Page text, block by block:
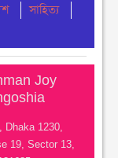
রহমানের
সাহিত্য
Joy
1230,
19, Sector 13,